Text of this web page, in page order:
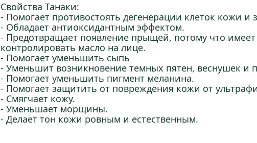
Свойства Танаки:
- Помогает противостоять дегенерации клеток кожи и
- Обладает антиоксидантным эффектом.
- Предотвращает появление прыщей, потому что имеет
контролировать масло на лице.
- Помогает уменьшить сыпь
- Уменьшит возникновение темных пятен, веснушек и
- Помогает уменьшить пигмент меланина.
- Помогает защитить от повреждения кожи от
- Смягчает кожу.
- Уменьшает морщины.
- Делает тон кожи ровным и естественным.